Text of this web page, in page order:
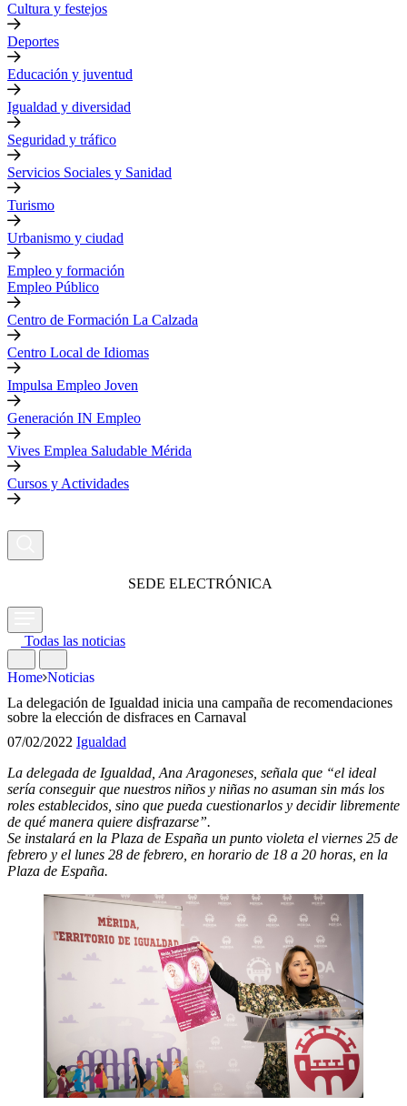
Cultura y festejos
Deportes
Educación y juventud
Igualdad y diversidad
Seguridad y tráfico
Servicios Sociales y Sanidad
Turismo
Urbanismo y ciudad
Empleo y formación
Empleo Público
Centro de Formación La Calzada
Centro Local de Idiomas
Impulsa Empleo Joven
Generación IN Empleo
Vives Emplea Saludable Mérida
Cursos y Actividades
SEDE ELECTRÓNICA
Todas las noticias
Home Noticias
La delegación de Igualdad inicia una campaña de recomendaciones
sobre la elección de disfraces en Carnaval
07/02/2022 Igualdad
La delegada de Igualdad, Ana Aragoneses, señala que “el ideal
sería conseguir que nuestros niños y niñas no asuman sin más los
roles establecidos, sino que pueda cuestionarlos y decidir libremente
de qué manera quiere disfrazarse”.
Se instalará en la Plaza de España un punto violeta el viernes 25 de
febrero y el lunes 28 de febrero, en horario de 18 a 20 horas, en la
Plaza de España.